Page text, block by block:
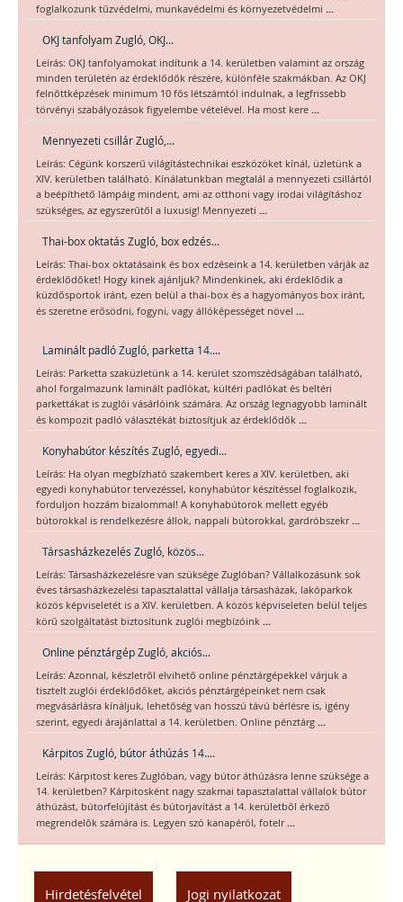
foglalkozunk tűzvédelmi, munkavédelmi és környezetvédelmi ...
OKJ tanfolyam Zugló, OKJ...
Leírás: OKJ tanfolyamokat indítunk a 14. kerületben valamint az ország
minden területén az érdeklődők részére, különféle szakmákban. Az OKJ
felnőttképzések minimum 10 fős létszámtól indulnak, a legfrissebb
törvényi szabályozások figyelembe vételével. Ha most kere ...
Mennyezeti csillár Zugló,...
Leírás: Cégünk korszerű világítástechnikai eszközöket kínál, üzletünk a
XIV. kerületben található. Kínálatunkban megtalál a mennyezeti csillártól
a beépíthető lámpáig mindent, ami az otthoni vagy irodai világításhoz
szükséges, az egyszerűtől a luxusig! Mennyezeti ...
Thai-box oktatás Zugló, box edzés...
Leírás: Thai-box oktatásaink és box edzéseink a 14. kerületben várják az
érdeklődőket! Hogy kinek ajánljuk? Mindenkinek, aki érdeklődik a
küzdősportok iránt, ezen belül a thai-box és a hagyományos box iránt,
és szeretne erősödni, fogyni, vagy állóképességet növel ...
Laminált padló Zugló, parketta 14....
Leírás: Parketta szaküzletünk a 14. kerület szomszédságában található,
ahol forgalmazunk laminált padlókat, kültéri padlókat és beltéri
parkettákat is zuglói vásárlóink számára. Az ország legnagyobb laminált
és kompozit padló választékát biztosítjuk az érdeklődők ...
Konyhabútor készítés Zugló, egyedi...
Leírás: Ha olyan megbízható szakembert keres a XIV. kerületben, aki
egyedi konyhabútor tervezéssel, konyhabútor készítéssel foglalkozik,
forduljon hozzám bizalommal! A konyhabútorok mellett egyéb
bútorokkal is rendelkezésre állok, nappali bútorokkal, gardróbszekr...
Társasházkezelés Zugló, közös...
Leírás: Társasházkezelésre van szüksége Zuglóban? Vállalkozásunk sok
éves társasházkezelési tapasztalattal vállalja társasházak, lakóparkok
közös képviseletét is a XIV. kerületben. A közös képviseleten belül teljes
körű szolgáltatást biztosítunk zuglói megbízóink ...
Online pénztárgép Zugló, akciós...
Leírás: Azonnal, készletről elvihető online pénztárgépekkel várjuk a
tisztelt zuglói érdeklődőket, akciós pénztárgépeinket nem csak
megvásárlásra kínáljuk, lehetőség van hosszú távú bérlésre is, igény
szerint, egyedi árajánlattal a 14. kerületben. Online pénztárg ...
Kárpitos Zugló, bútor áthúzás 14....
Leírás: Kárpitost keres Zuglóban, vagy bútor áthúzásra lenne szüksége a
14. kerületben? Kárpitosként nagy szakmai tapasztalattal vállalok bútor
áthúzást, bútorfelújítást és bútorjavítást a 14. kerületből érkező
megrendelők számára is. Legyen szó kanapéról, fotelr...
Hirdetésfelvétel Jogi nyilatkozat